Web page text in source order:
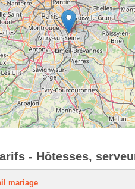
- Hôtesses,
mariage